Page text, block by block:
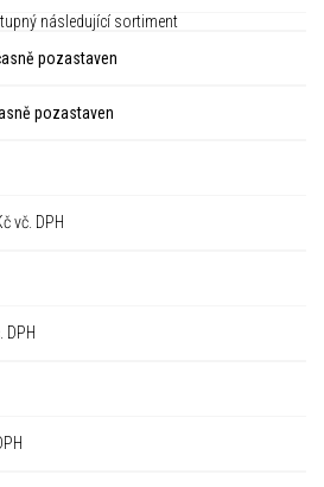
následující sortiment
pozastaven
pozastaven
vč. DPH
DPH